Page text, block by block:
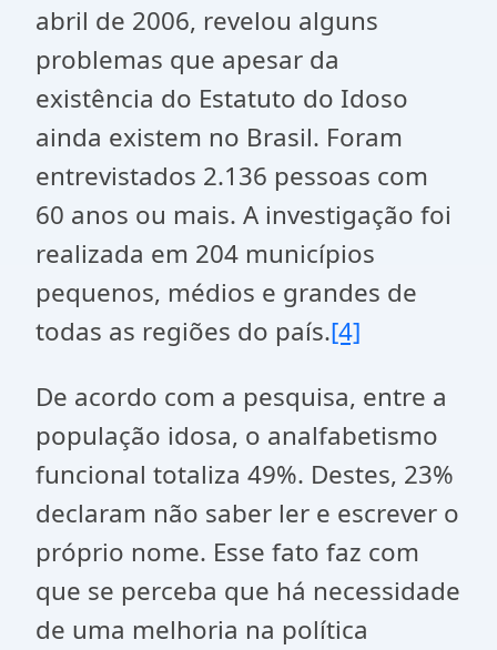
abril de 2006, revelou alguns
problemas que apesar da
existência do Estatuto do Idoso
ainda existem no Brasil. Foram
entrevistados 2.136 pessoas com
60 anos ou mais. A investigação foi
realizada em 204 municípios
pequenos, médios e grandes de
todas as regiões do país.[4]
De acordo com a pesquisa, entre a
população idosa, o analfabetismo
funcional totaliza 49%. Destes, 23%
declaram não saber ler e escrever o
próprio nome. Esse fato faz com
que se perceba que há necessidade
de uma melhoria na política